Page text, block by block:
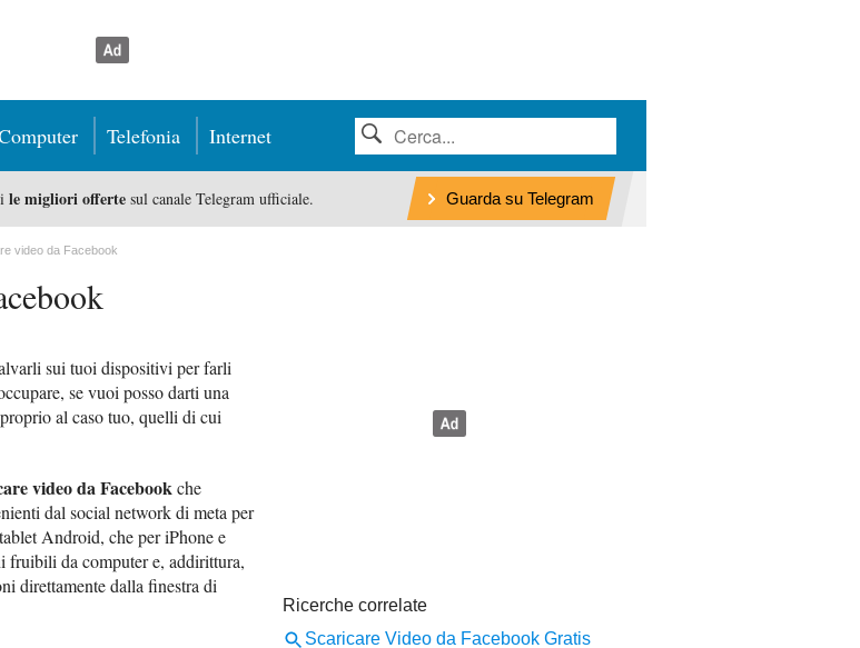
Telefonia Internet
le migliori offertesul canale Telegram ufficiale. Guarda su Telegram
video da Facebook
sui tuoi dispositivi per farli
se vuoi posso darti una
al caso tuo, quelli di cui
video da Facebookche
dal social network di meta per
Android, che per iPhone e
fruibili da computer e, addirittura,
direttamente dalla finestra di